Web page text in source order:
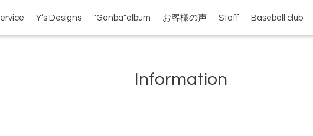
Y’s Designs "Genba"album お客様の声 Staff Baseball club
Information